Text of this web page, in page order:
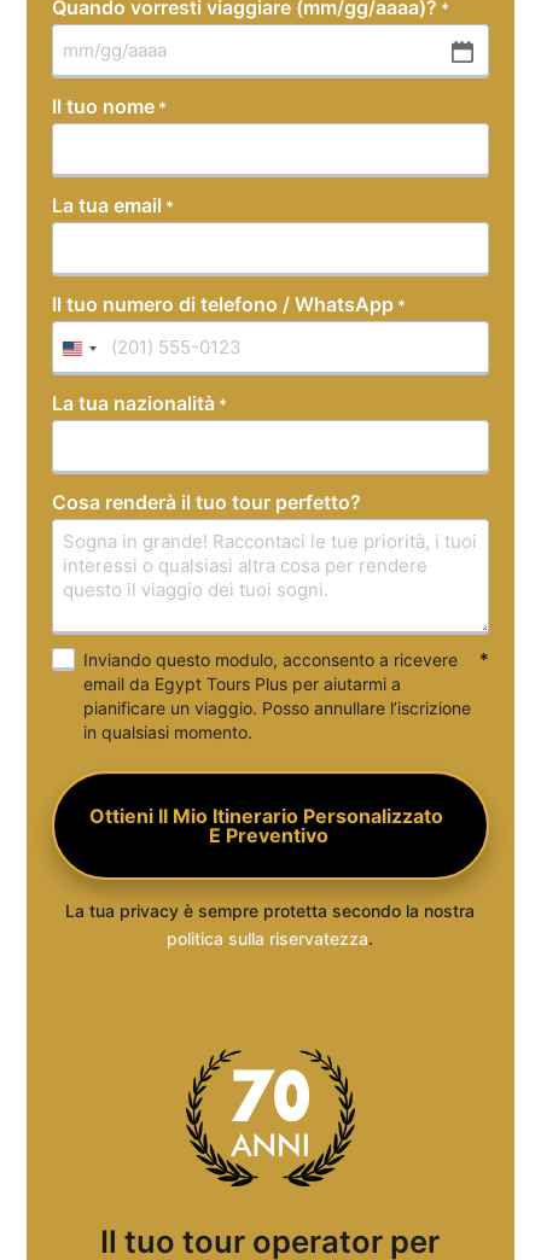
Quando vorresti viaggiare (mm/gg/aaaa)? *
slash
DD
Il tuo nome *
La tua email *
Il tuo numero di telefono / WhatsApp *
United
+1
La tua nazionalità *
Cosa renderà il tuo tour perfetto?
Inviando questo modulo, acconsento a ricevere
email da Egypt Tours Plus per aiutarmi a
pianificare un viaggio. Posso annullare l’iscrizione
in qualsiasi momento.
*
La tua privacy è sempre protetta secondo la nostra
politica sulla riservatezza.
Il tuo tour operator per